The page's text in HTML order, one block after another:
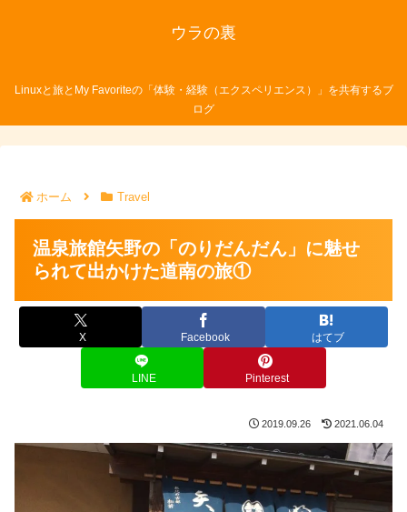
ウラの裏
Linuxと旅とMy Favoriteの「体験・経験（エクスペリエンス）」を共有するブ
ログ
ホーム Travel
温泉旅館矢野の「のりだんだん」に魅せ
られて出かけた道南の旅①
X Facebook はてブ
LINE Pinterest
2019.09.26 2021.06.04